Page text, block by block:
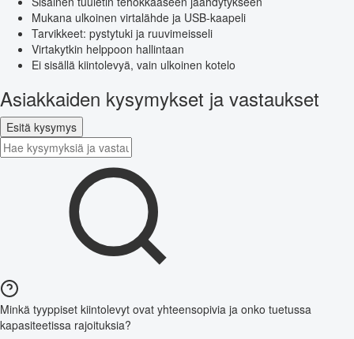
Mukana ulkoinen virtalähde ja USB-kaapeli
Tarvikkeet: pystytuki ja ruuvimeisseli
Virtakytkin helppoon hallintaan
Ei sisällä kiintolevyä, vain ulkoinen kotelo
Asiakkaiden kysymykset ja vastaukset
Esitä kysymys
Minkä tyyppiset kiintolevyt ovat yhteensopivia ja onko tuetussa
kapasiteetissa rajoituksia?